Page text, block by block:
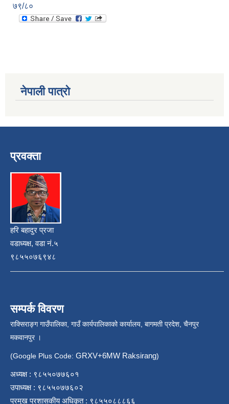
७९/८०
नेपाली पात्रो
प्रवक्ता
हरि बहादुर प्रजा
वडाध्यक्ष, वडा नं.५
९८५५०७६९४८
सम्पर्क विवरण
राक्सिराङ्ग गाउँपालिका, गाउँ कार्यपालिकाको कार्यालय, बागमती प्रदेश, चैनपुर
मकवानपुर ।
(Google Plus Code: GRXV+6MW Raksirang)
अध्यक्ष : ९८५५०७७६०१
उपाध्यक्ष : ९८५५०७७६०२
प्रमुख प्रशासकीय अधिकृत : ९८५५०८८८६६